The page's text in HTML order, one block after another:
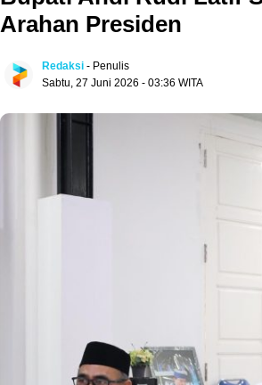
Arahan Presiden
Redaksi - Penulis
Sabtu, 27 Juni 2026 - 03:36 WITA